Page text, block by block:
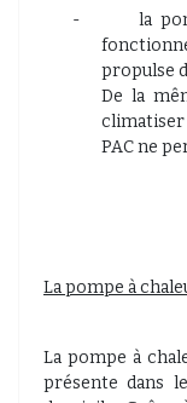
-
la
propulse
De la
climatiser
PAC ne
La pompe à
La pompe à
présente dans